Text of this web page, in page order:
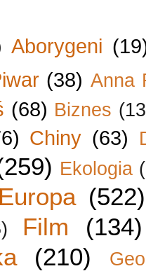
Aborygeni
(38) Anna
(68) Biznes
Chiny (63)
Ekologia
Europa (522)
Film
(134)
(210)